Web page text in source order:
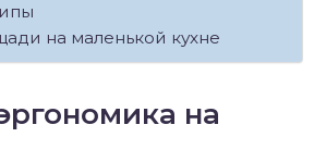
на маленькой кухне
на